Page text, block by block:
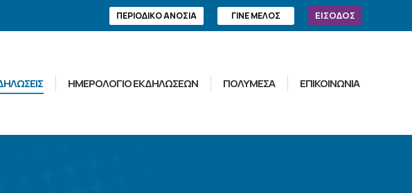
ΠΕΡΙΟΔΙΚΟ ΑΝΟΣΙΑ ΓΙΝΕ ΜΕΛΟΣ ΕΙΣΟΔΟΣ
ΗΜΕΡΟΛΟΓΙΟ ΕΚΔΗΛΩΣΕΩΝ ΠΟΛΥΜΕΣΑ ΕΠΙΚΟΙΝΩΝΙΑ